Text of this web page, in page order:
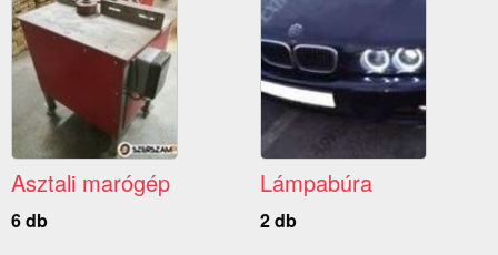
Asztali marógép
6 db
Lámpabúra
2 db